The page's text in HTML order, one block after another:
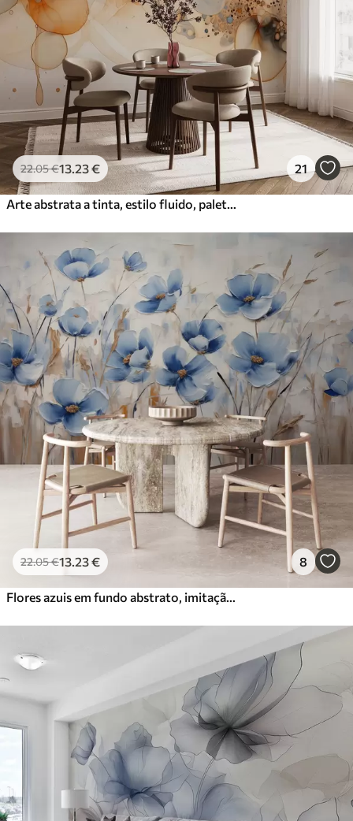
22.05€13 .23€ 21
22.05€13 .23€ 8